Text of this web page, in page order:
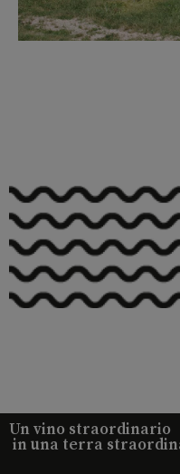
Un vino straordinario
in una terra